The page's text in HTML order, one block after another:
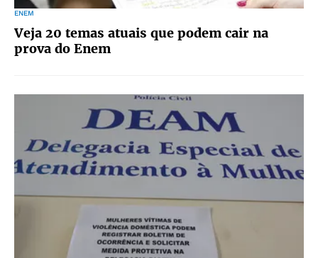
ENEM
Veja 20 temas atuais que podem cair na
prova do Enem